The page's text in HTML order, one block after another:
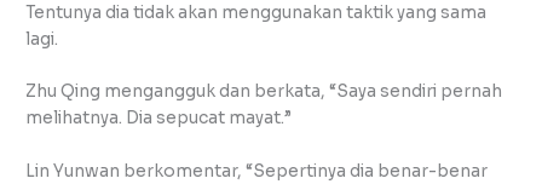
Tentunya dia tidak akan menggunakan taktik yang sama
lagi.
Zhu Qing mengangguk dan berkata, “Saya sendiri pernah
melihatnya. Dia sepucat mayat.”
Lin Yunwan berkomentar, “Sepertinya dia benar-benar